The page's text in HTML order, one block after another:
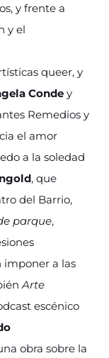
y frente a
y el
queer, y
Conde y
Remedios y
el amor
a la soledad
, que
del Barrio,
parque,
imponer a las
Arte
escénico
obra sobre la